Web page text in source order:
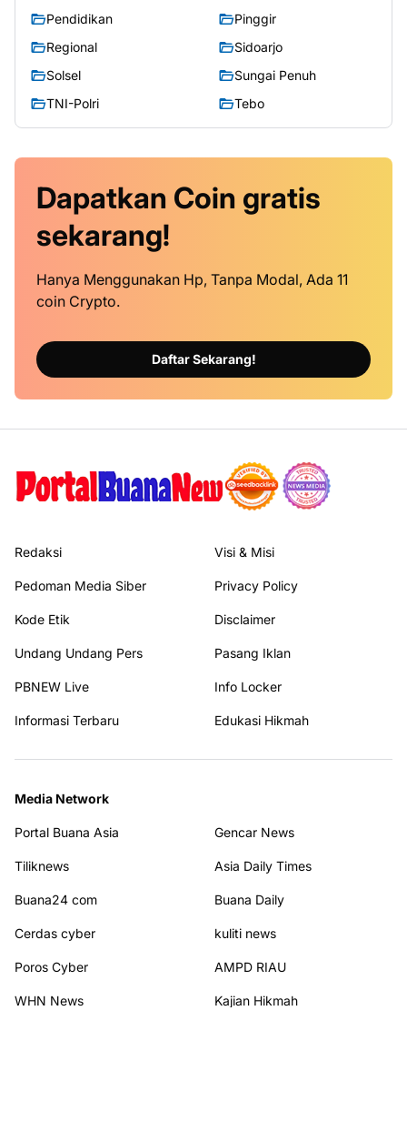
Pendidikan
Pinggir
Regional
Sidoarjo
Solsel
Sungai Penuh
TNI-Polri
Tebo
Dapatkan Coin gratis
sekarang!
Hanya Menggunakan Hp, Tanpa Modal, Ada 11
coin Crypto.
Daftar Sekarang!
Redaksi Visi & Misi
Pedoman Media Siber Privacy Policy
Kode Etik Disclaimer
Undang Undang Pers Pasang Iklan
PBNEW Live Info Locker
Informasi Terbaru Edukasi Hikmah
Media Network
Portal Buana Asia Gencar News
Tiliknews Asia Daily Times
Buana24 com Buana Daily
Cerdas cyber kuliti news
Poros Cyber AMPD RIAU
WHN News Kajian Hikmah